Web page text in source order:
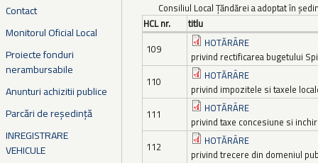
Contact
Monitorul Oficial Local
Proiecte fonduri
nerambursabile
Anunturi achizitii publice
Parcări de reședință
INREGISTRARE
VEHICULE
Consiliul Local Țăndărei a adoptat în
HCL nr.
titlu
109
HOTĂRÂRE
privind rectificarea bugetului
110
HOTĂRÂRE
privind impozitele si taxele
111
HOTĂRÂRE
privind taxe concesiune si
112
HOTĂRÂRE
privind trecere din domeniul